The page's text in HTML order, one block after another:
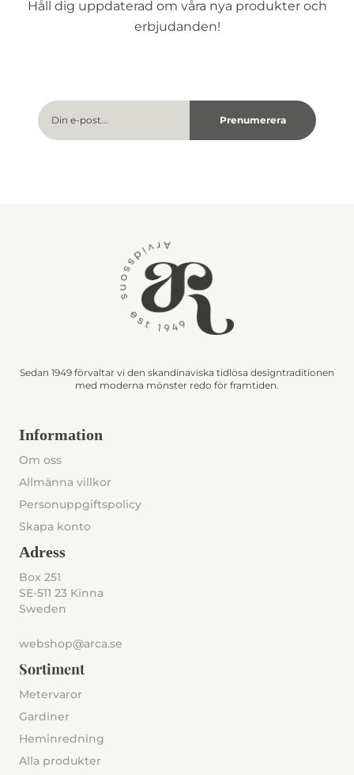
Håll dig uppdaterad om våra nya produkter och
erbjudanden!
Sedan 1949 förvaltar vi den skandinaviska tidlösa designtraditionen
med moderna mönster redo för framtiden.
Information
Om oss
Allmänna villkor
Personuppgiftspolicy
Skapa konto
Adress
Box 251
SE-511 23 Kinna
Sweden
webshop@arca.se
Sortiment
Metervaror
Gardiner
Heminredning
Alla produkter